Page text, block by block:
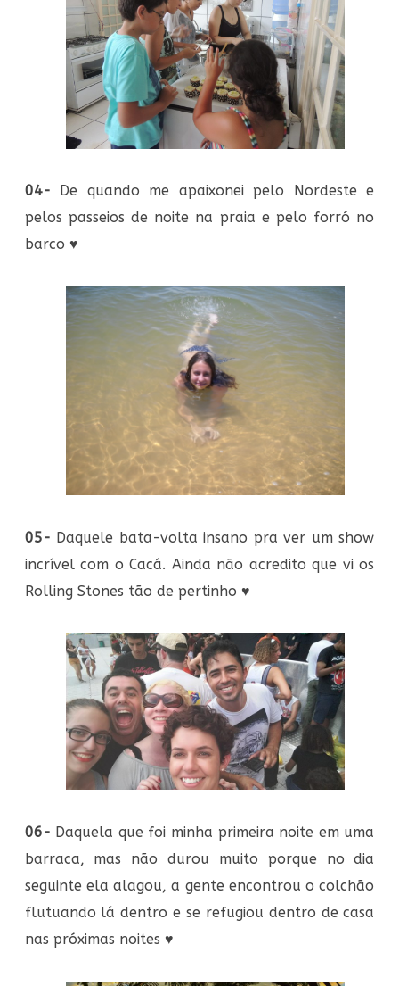
04- De quando me apaixonei pelo Nordeste e
pelos passeios de noite na praia e pelo forró no
barco ♥
05- Daquele bata-volta insano pra ver um show
incrível com o Cacá. Ainda não acredito que vi os
Rolling Stones tão de pertinho ♥
06- Daquela que foi minha primeira noite em uma
barraca, mas não durou muito porque no dia
seguinte ela alagou, a gente encontrou o colchão
flutuando lá dentro e se refugiou dentro de casa
nas próximas noites ♥